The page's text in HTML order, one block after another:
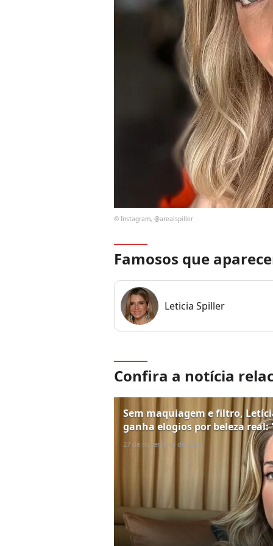
© Instagram, @arealspiller
Famosos que
Leticia Spiller
Confira a notícia
Sem maquiagem e filtro,
ganha elogios por beleza
27 de novembro de 2024